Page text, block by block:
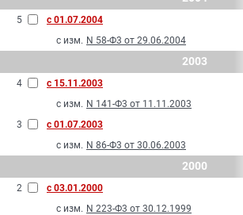
5
с 01.07.2004
с изм. N 58-Ф3 от 29.06.2004
2003
4
с 15.11.2003
с изм. N 141-Ф3 от 11.11.2003
3
с 01.07.2003
с изм. N 86-Ф3 от 30.06.2003
2000
2
с 03.01.2000
с изм. N 223-Ф3 от 30.12.1999